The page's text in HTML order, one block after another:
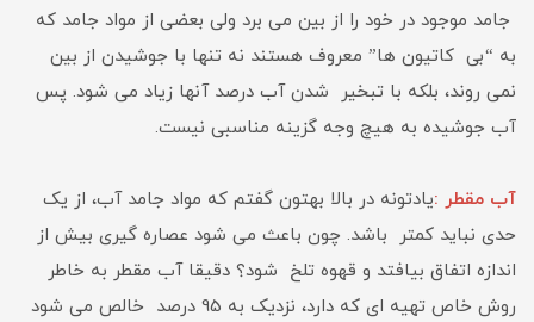
جامد موجود در خود را از بین می برد ولی بعضی از مواد جامد که
به “بی کاتیون ها” معروف هستند نه تنها با جوشیدن از بین
نمی روند، بلکه با تبخیر شدن آب درصد آنها زیاد می شود. پس
آب جوشیده به هیچ وجه گزینه مناسبی نیست.
آب مقطر :یادتونه در بالا بهتون گفتم که مواد جامد آب، از یک
حدی نباید کمتر باشد. چون باعث می شود عصاره گیری بیش از
اندازه اتفاق بیافتد و قهوه تلخ شود؟ دقیقا آب مقطر به خاطر
روش خاص تهیه ای که دارد، نزدیک به 95 درصد خالص می شود